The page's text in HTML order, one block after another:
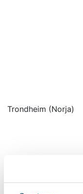
Trondheim (Norja)